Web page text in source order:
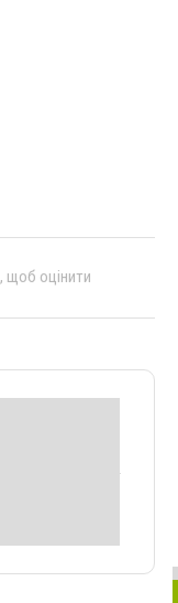
, щоб оцінити